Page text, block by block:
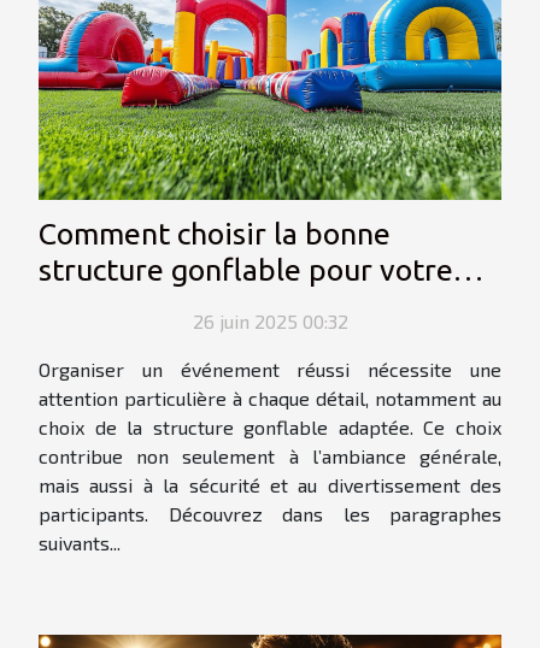
Comment choisir la bonne
structure gonflable pour votre
26 juin 2025 00:32
Organiser un événement réussi nécessite une
attention particulière à chaque détail, notamment au
choix de la structure gonflable adaptée. Ce choix
contribue non seulement à l’ambiance générale,
mais aussi à la sécurité et au divertissement des
participants. Découvrez dans les paragraphes
suivants...